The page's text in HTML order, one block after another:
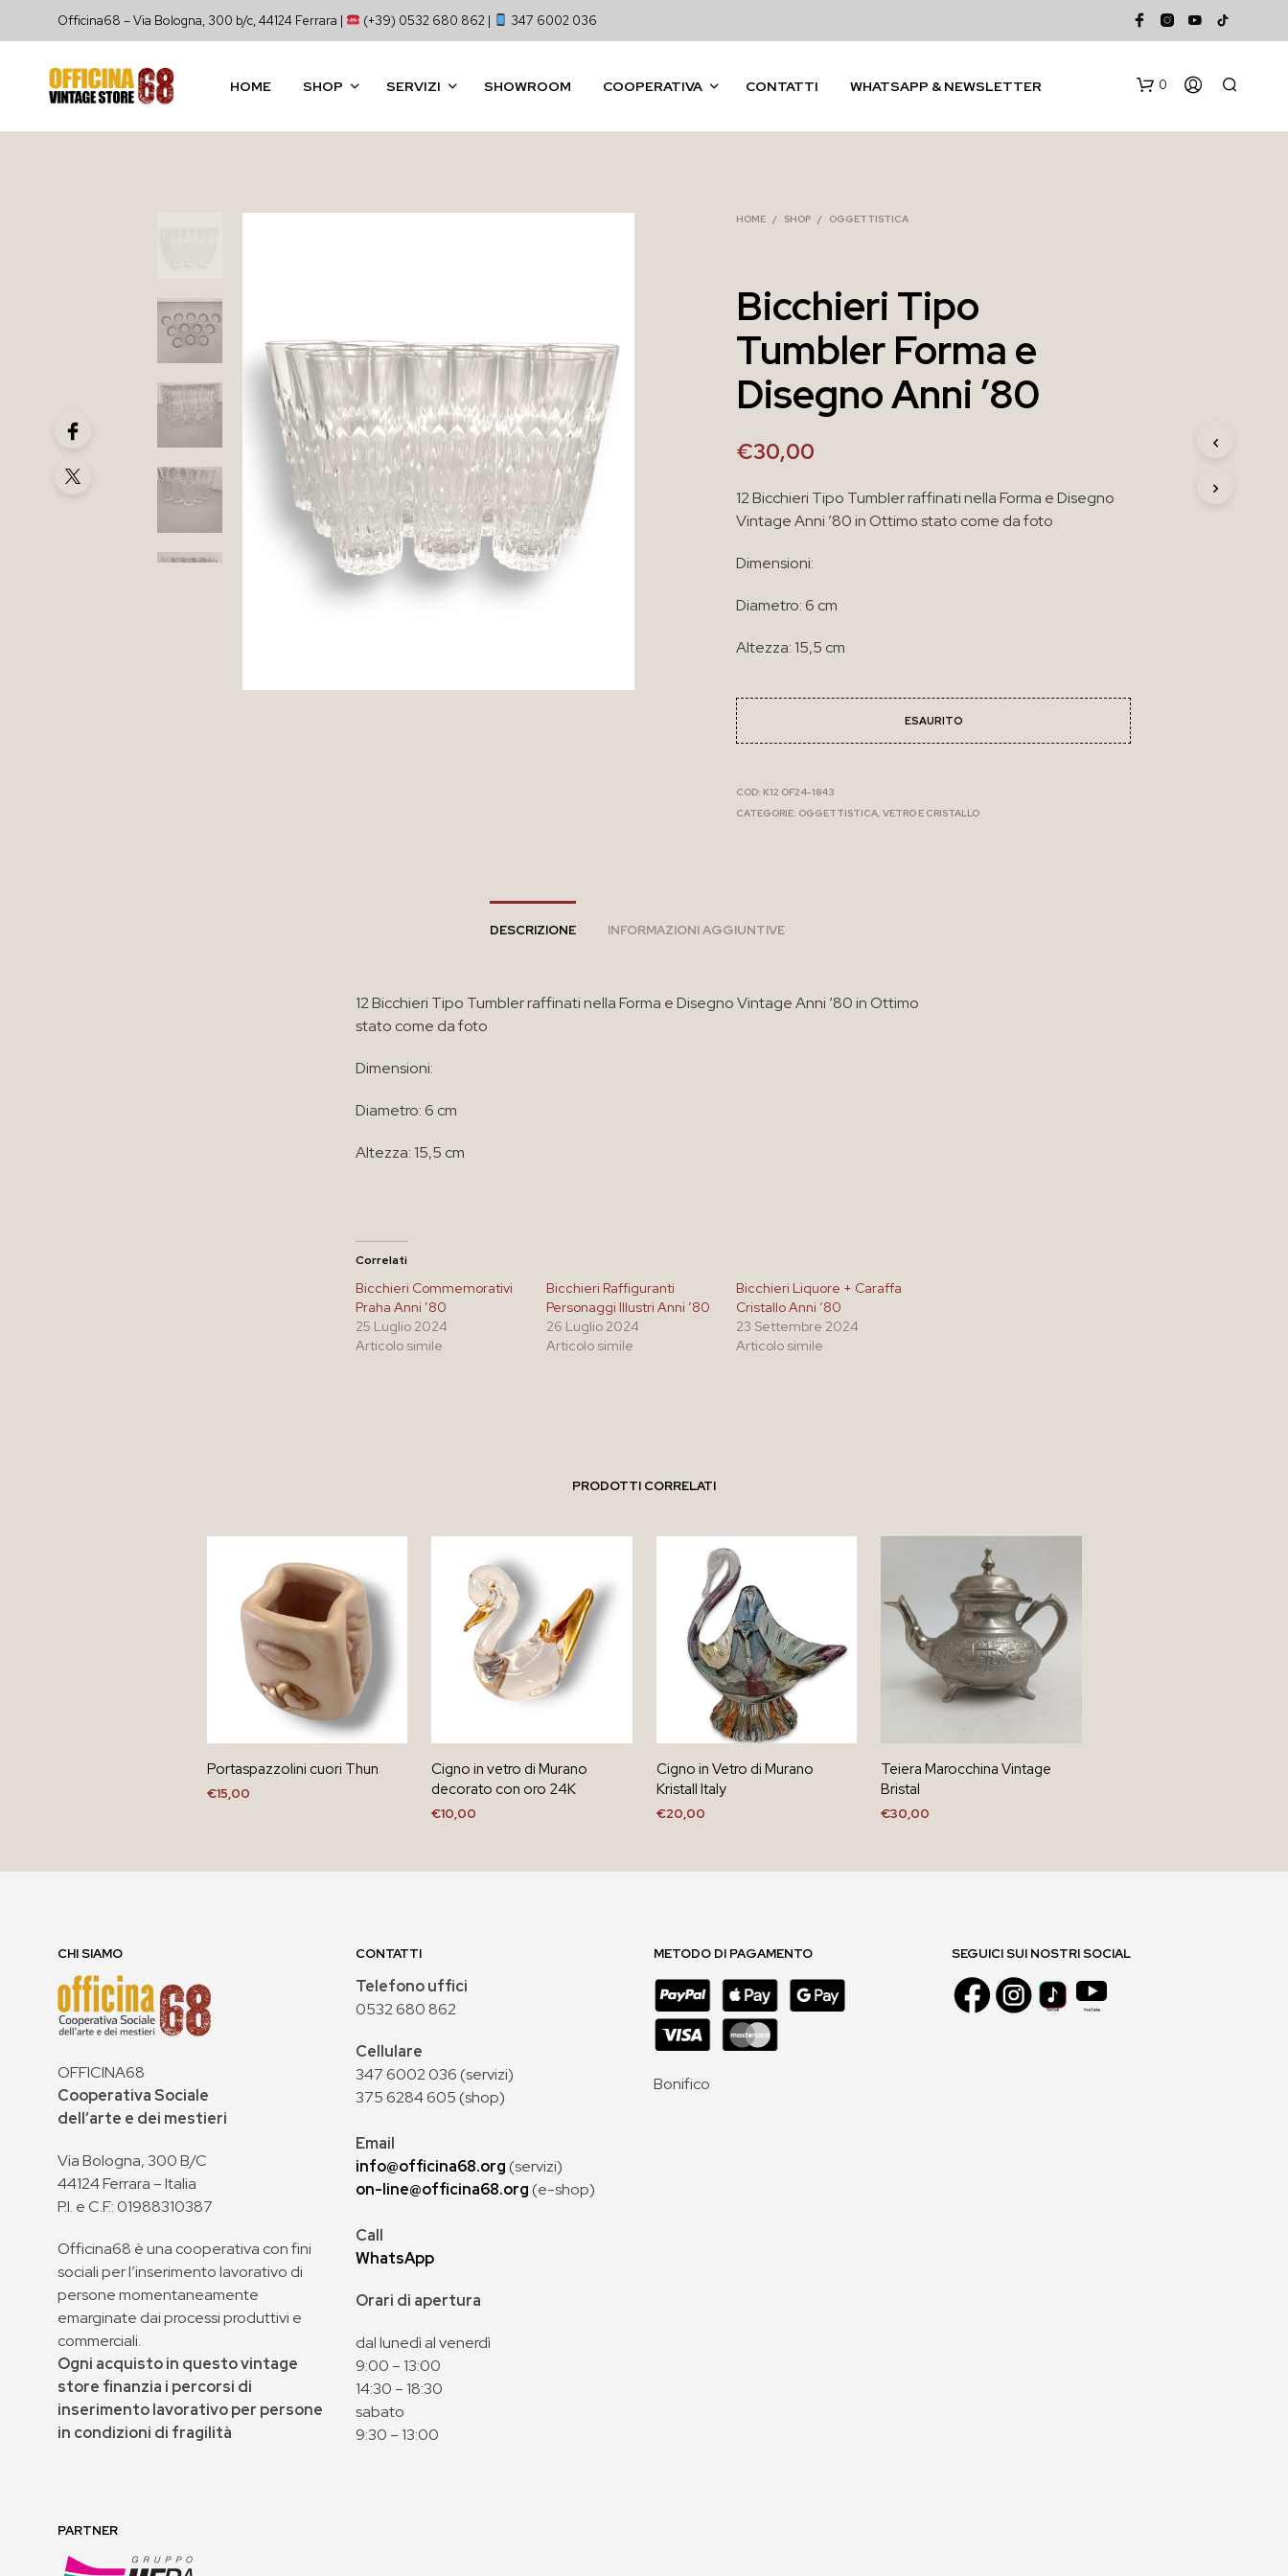
Officina68 – Via Bologna, 300 b/c, 44124 Ferrara | (+39) 0532 680 862 | 347 6002 036
HOME SHOP SERVIZI SHOWROOM COOPERATIVA CONTATTI WHATSAPP & NEWSLETTER 0
HOME / SHOP / OGGETTISTICA
Bicchieri Tipo
Tumbler Forma e
Disegno Anni ’80
€30,00
12 Bicchieri Tipo Tumbler raffinati nella Forma e Disegno
Vintage Anni ’80 in Ottimo stato come da foto
Dimensioni:
Diametro: 6 cm
Altezza: 15,5 cm
ESAURITO
COD: K12 OF24-1843
CATEGORIE: OGGETTISTICA,VETRO E CRISTALLO
DESCRIZIONE INFORMAZIONI AGGIUNTIVE
12 Bicchieri Tipo Tumbler raffinati nella Forma e Disegno Vintage Anni ’80 in Ottimo
stato come da foto
Dimensioni:
Diametro: 6 cm
Altezza: 15,5 cm
Correlati
Bicchieri Commemorativi
Praha Anni ’80
25 Luglio 2024
Articolo simile
Bicchieri Raffiguranti
Personaggi Illustri Anni ’80
26 Luglio 2024
Articolo simile
Bicchieri Liquore + Caraffa
Cristallo Anni ’80
23 Settembre 2024
Articolo simile
PRODOTTI CORRELATI
Portaspazzolini cuori Thun
€15,00
Cigno in vetro di Murano
decorato con oro 24K
€10,00
Cigno in Vetro di Murano
Kristall Italy
€20,00
Teiera Marocchina Vintage
Bristal
€30,00
CHI SIAMO
OFFICINA68
Cooperativa Sociale
dell’arte e dei mestieri
Via Bologna, 300 B/C
44124 Ferrara – Italia
P.I. e C.F.: 01988310387
Officina68 è una cooperativa con fini
sociali per l’inserimento lavorativo di
persone momentaneamente
emarginate dai processi produttivi e
commerciali.
Ogni acquisto in questo vintage
store finanzia i percorsi di
inserimento lavorativo per persone
in condizioni di fragilità
CONTATTI
Telefono uffici
0532 680 862
Cellulare
347 6002 036 (servizi)
375 6284 605 (shop)
Email
info@officina68.org(servizi)
on-line@officina68.org(e-shop)
Call
WhatsApp
Orari di apertura
dal lunedì al venerdì
9:00 – 13:00
14:30 – 18:30
sabato
9:30 – 13:00
METODO DI PAGAMENTO
Bonifico
SEGUICI SUI NOSTRI SOCIAL
PARTNER